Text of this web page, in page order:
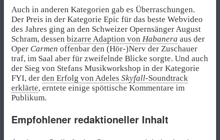
Auch in anderen Kategorien gab es Überraschungen.
Der Preis in der Kategorie Epic für das beste Webvideo
des Jahres ging an den Schweizer Opernsänger August
Schram, dessen bizarre Adaption von Habanera aus der
Oper Carmen offenbar den (Hör-)Nerv der Zuschauer
traf, im Saal aber für zweifelnde Blicke sorgte. Und auch
der Sieg von Stefans Musikworkshop in der Kategorie
FYI, der den Erfolg von Adeles Skyfall-Soundtrack
erklärte, erntete einige spöttische Kommentare im
Publikum.
Empfohlener redaktioneller Inhalt